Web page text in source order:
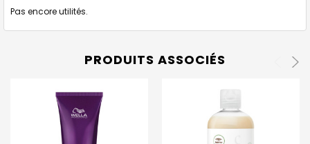
Pas encore utilités.
PRODUITS ASSOCIÉS